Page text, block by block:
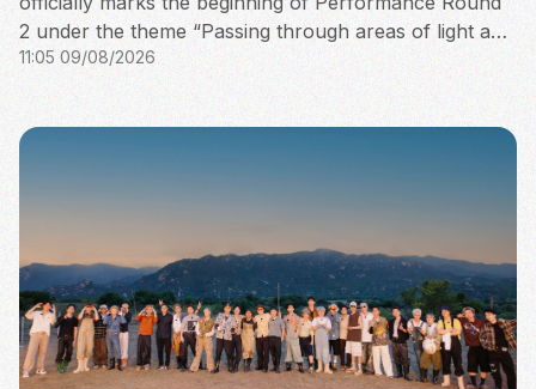
the first Anh Trai Vuot Ngan Chong Gai
2026 concert in Ho Chi Minh City
2 under the theme “Passing through areas of light and
shadow”.
11:05 09/08/2026